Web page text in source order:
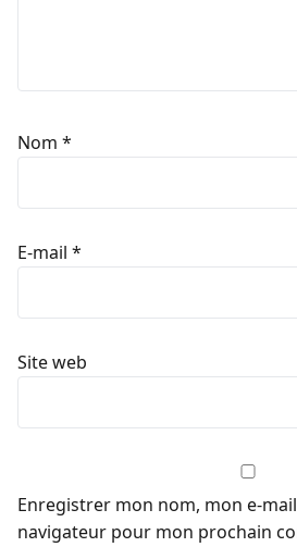
Nom *
E-mail *
Site web
Enregistrer mon nom, mon e-
navigateur pour mon prochain